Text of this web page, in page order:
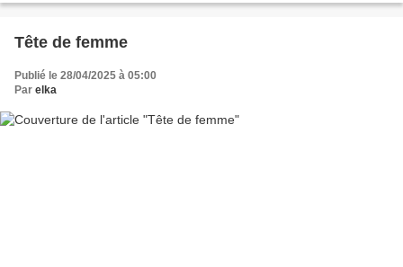
Tête de femme
Publié le 28/04/2025 à 05:00
Par elka